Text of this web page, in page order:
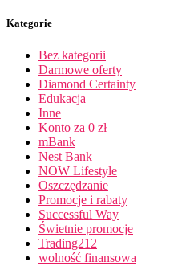
Kategorie
Bez kategorii
Darmowe oferty
Diamond Certainty
Edukacja
Inne
Konto za 0 zł
mBank
Nest Bank
NOW Lifestyle
Oszczędzanie
Promocje i rabaty
Successful Way
Świetnie promocje
Trading212
wolność finansowa